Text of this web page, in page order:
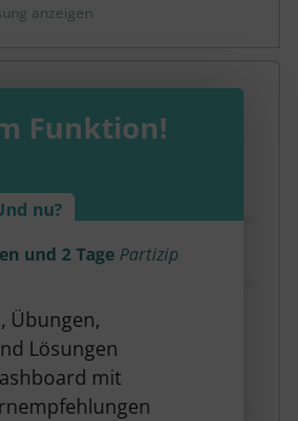
anzeigen
folgenden Verben:
Funktion!
nu?
und 2 Tage Partizip
Übungen,
Lösungen
mit